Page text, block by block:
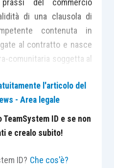
di una clausola di
contenuta in
al contratto e nasce
comunitaria soggetta al
il riconoscimento e
in materia civile e
I-bis).
conoscenza le proprie
l'articolo del
- Area legale
ID e se non
e crealo subito!
ID? Che cos'è?